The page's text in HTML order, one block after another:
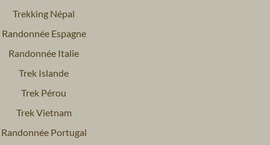
Trekking Népal
Randonnée Espagne
Randonnée Italie
Trek Islande
Trek Pérou
Trek Vietnam
Randonnée Portugal